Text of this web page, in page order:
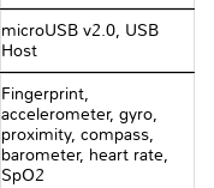
microUSB v2.0, USB
Host
Fingerprint,
accelerometer, gyro,
proximity, compass,
barometer, heart rate,
SpO2